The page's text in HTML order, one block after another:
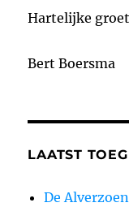
Hartelijke
Bert Boersma
LAATST
De